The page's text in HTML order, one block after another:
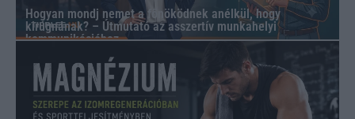
Hogyan mondj nemet a főnöködnek anélkül, hogy
kirúgnának? – Útmutató az asszertív munkahelyi
kommunikációhoz